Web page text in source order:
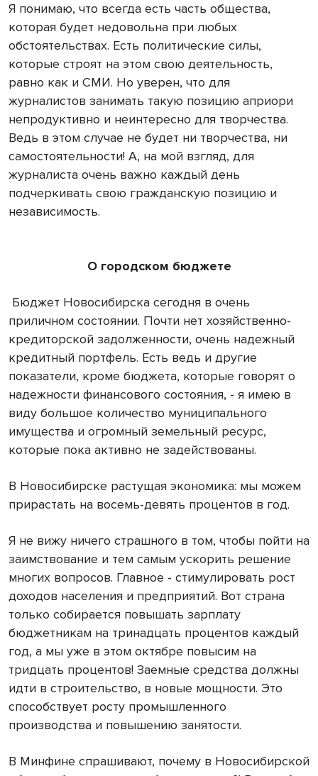
Я понимаю, что всегда есть часть общества,
которая будет недовольна при любых
обстоятельствах. Есть политические силы,
которые строят на этом свою деятельность,
равно как и СМИ. Но уверен, что для
журналистов занимать такую позицию априори
непродуктивно и неинтересно для творчества.
Ведь в этом случае не будет ни творчества, ни
самостоятельности! А, на мой взгляд, для
журналиста очень важно каждый день
подчеркивать свою гражданскую позицию и
независимость.
О городском бюджете
Бюджет Новосибирска сегодня в очень
приличном состоянии. Почти нет хозяйственно-
кредиторской задолженности, очень надежный
кредитный портфель. Есть ведь и другие
показатели, кроме бюджета, которые говорят о
надежности финансового состояния, - я имею в
виду большое количество муниципального
имущества и огромный земельный ресурс,
которые пока активно не задействованы.
В Новосибирске растущая экономика: мы можем
прирастать на восемь-девять процентов в год.
Я не вижу ничего страшного в том, чтобы пойти на
заимствование и тем самым ускорить решение
многих вопросов. Главное - стимулировать рост
доходов населения и предприятий. Вот страна
только собирается повышать зарплату
бюджетникам на тринадцать процентов каждый
год, а мы уже в этом октябре повысим на
тридцать процентов! Заемные средства должны
идти в строительство, в новые мощности. Это
способствует росту промышленного
производства и повышению занятости.
В Минфине спрашивают, почему в Новосибирской